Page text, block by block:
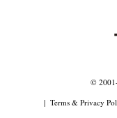
©
Terms & Privacy